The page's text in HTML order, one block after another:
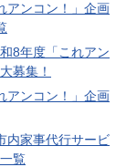
アンコン！」企画
8年度「これアン
募集！
アンコン！」企画
内家事代行サービ
覧